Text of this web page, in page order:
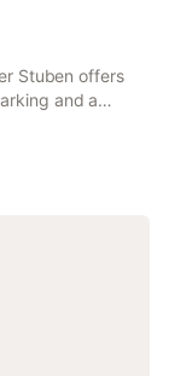
Stuben offers
and a
St.-Lucius
Kunsthaus